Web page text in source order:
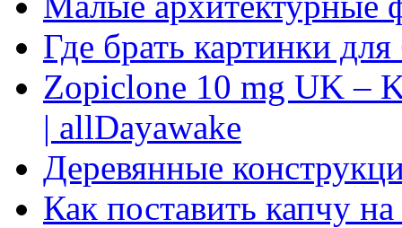
Где брать картинки
Zopiclone 10 mg UK –
| allDayawake
Деревянные
Как поставить капчу